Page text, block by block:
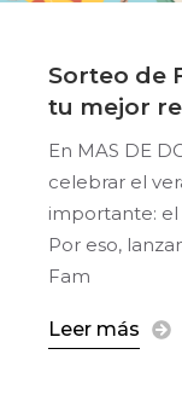
Sorteo de
tu mejor
En MAS DE
celebrar el
importante:
Por eso,
Fam
Leer más